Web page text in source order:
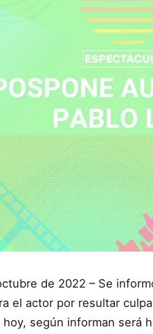
de 2022 – Se
el actor por resultar
según informan será